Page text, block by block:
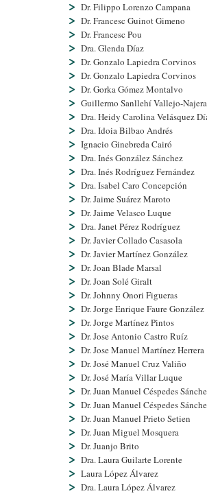
Dr. Filippo Lorenzo Campana
Dr. Francesc Guinot Gimeno
Dr. Francesc Pou
Dra. Glenda Dí­az
Dr. Gonzalo Lapiedra Corvinos
Dr. Gonzalo Lapiedra Corvinos
Dr. Gorka Gómez Montalvo
Guillermo Sanllehí­ Vallejo-Najera
Dra. Heidy Carolina Velásquez
Dra. Idoia Bilbao Andrés
Ignacio Ginebreda Cairó
Dra. Inés González Sánchez
Dra. Inés Rodrí­guez Fernández
Dra. Isabel Caro Concepción
Dr. Jaime Suárez Maroto
Dr. Jaime Velasco Luque
Dra. Janet Pérez Rodrí­guez
Dr. Javier Collado Casasola
Dr. Javier Martí­nez González
Dr. Joan Blade Marsal
Dr. Joan Solé Giralt
Dr. Johnny Onori Figueras
Dr. Jorge Enrique Faure González
Dr. Jorge Martí­nez Pintos
Dr. Jose Antonio Castro Ruí­z
Dr. Jose Manuel Martí­nez Herrera
Dr. José Manuel Cruz Valiño
Dr. José Marí­a Villar Luque
Dr. Juan Manuel Céspedes
Dr. Juan Manuel Céspedes
Dr. Juan Manuel Prieto Setien
Dr. Juan Miguel Mosquera
Dr. Juanjo Brito
Dra. Laura Guilarte Lorente
Laura López Álvarez
Dra. Laura López Álvarez